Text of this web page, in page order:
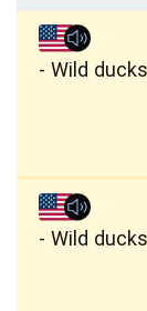
Wild
Wild